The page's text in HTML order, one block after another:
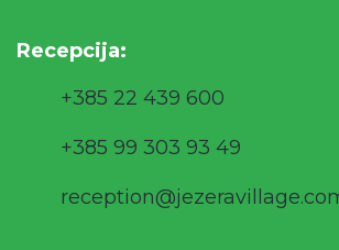
Recepcija:
+385 22 439 600
+385 99 303 93 49